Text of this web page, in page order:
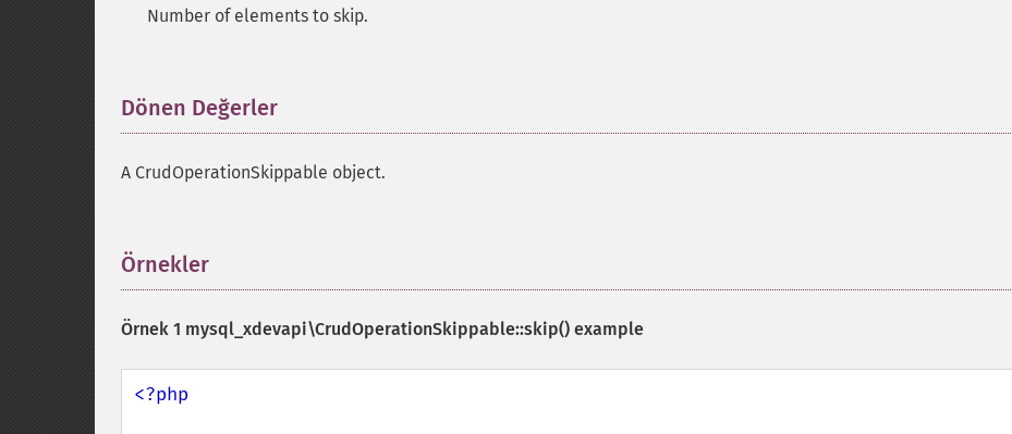
Number of elements to skip.
Dönen Değerler
A CrudOperationSkippable object.
Örnekler
Örnek 1 mysql_xdevapi\CrudOperationSkippable::skip() example
<?php